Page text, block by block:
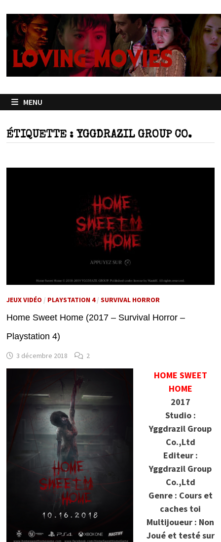
contenu
MENU
ÉTIQUETTE : YGGDRAZIL GROUP CO.
JEUX VIDÉO / PLAYSTATION 4/ SURVIVAL HORROR
Home Sweet Home (2017 – Survival Horror –
Playstation 4)
3 décembre 2018 2
HOME SWEET
HOME
2017
Studio :
Yggdrazil Group
Co.,Ltd
Editeur :
Yggdrazil Group
Co.,Ltd
Genre : Cours et
caches toi
Multijoueur : Non
Joué et testé sur